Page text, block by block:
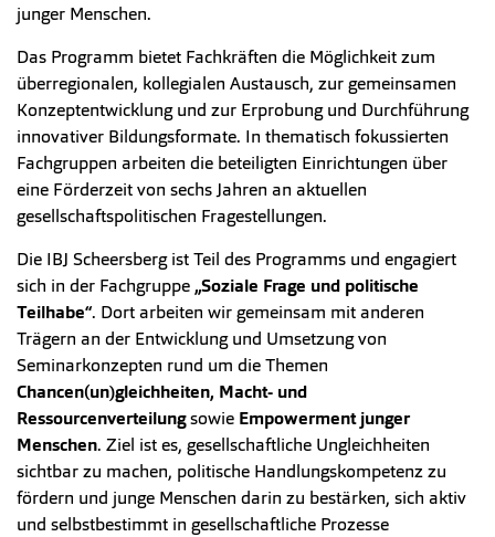
junger Menschen.
Das Programm bietet Fachkräften die Möglichkeit zum
überregionalen, kollegialen Austausch, zur gemeinsamen
Konzeptentwicklung und zur Erprobung und Durchführung
innovativer Bildungsformate. In thematisch fokussierten
Fachgruppen arbeiten die beteiligten Einrichtungen über
eine Förderzeit von sechs Jahren an aktuellen
gesellschaftspolitischen Fragestellungen.
Die IBJ Scheersberg ist Teil des Programms und engagiert
sich in der Fachgruppe „Soziale Frage und politische
Teilhabe“. Dort arbeiten wir gemeinsam mit anderen
Trägern an der Entwicklung und Umsetzung von
Seminarkonzepten rund um die Themen
Chancen(un)gleichheiten, Macht- und
Ressourcenverteilungsowie Empowerment junger
Menschen. Ziel ist es, gesellschaftliche Ungleichheiten
sichtbar zu machen, politische Handlungskompetenz zu
fördern und junge Menschen darin zu bestärken, sich aktiv
und selbstbestimmt in gesellschaftliche Prozesse